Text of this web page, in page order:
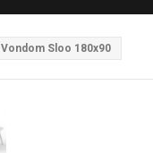
Vondom Sloo 180x90